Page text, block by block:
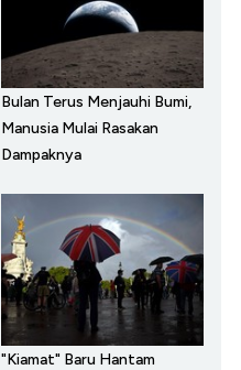
Bulan Terus Menjauhi Bumi,
Manusia Mulai Rasakan
Dampaknya
"Kiamat" Baru Hantam